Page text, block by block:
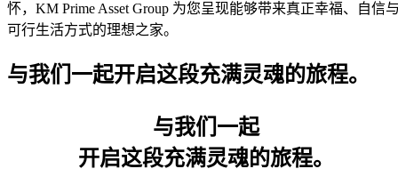
怀，KM Prime Asset Group 为您呈现能够带来真正幸福、自信
可行生活方式的理想之家。
与我们一起开启这段充满灵魂的旅程。
与我们一起
开启这段充满灵魂的旅程。